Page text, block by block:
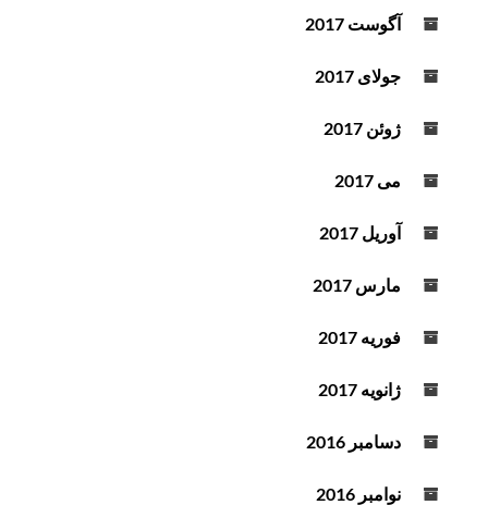
آگوست 2017
جولای 2017
ژوئن 2017
می 2017
آوریل 2017
مارس 2017
فوریه 2017
ژانویه 2017
دسامبر 2016
نوامبر 2016